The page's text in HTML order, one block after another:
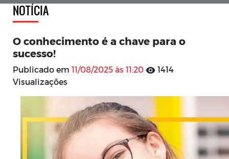
NOTÍCIA
O conhecimento é a chave para o
sucesso!
Publicado em 11/08/2025 às 11:20
1414
Visualizações